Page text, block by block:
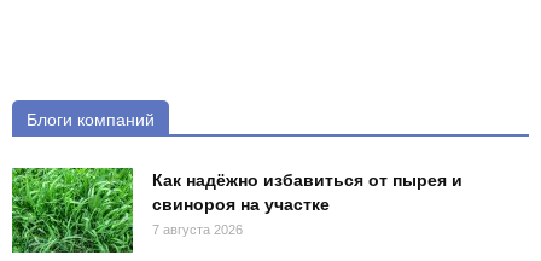
Блоги компаний
Как надёжно избавиться от пырея и
свинороя на участке
7 августа 2026